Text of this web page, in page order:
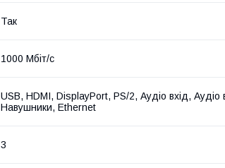
Так
1000 Мбіт/с
USB, HDMI, DisplayPort, PS/2, Аудіо вхід, Аудіо
Навушники, Ethernet
3